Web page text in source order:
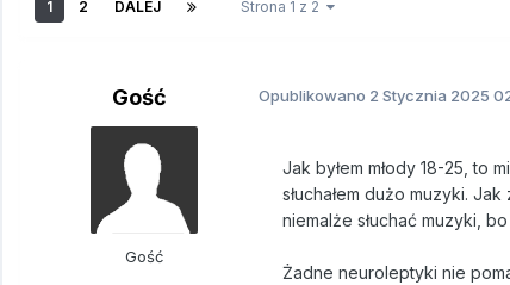
1 2 DALEJ Strona 1 z 2
Gość
Gość
Opublikowano 2 Stycznia 2025
Jak byłem młody 18-25, to
słuchałem dużo muzyki.
niemalże słuchać muzyki,
Żadne neuroleptyki nie